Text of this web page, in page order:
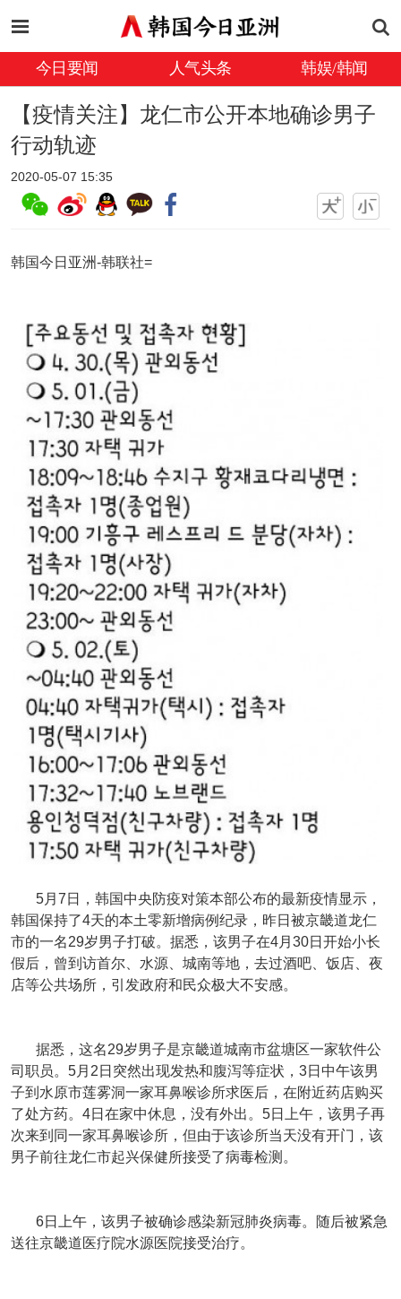
今日要闻 人气头条 韩娱/韩闻
【疫情关注】龙仁市公开本地确诊男子
行动轨迹
2020-05-07 15:35
韩国今日亚洲-韩联社=
5月7日，韩国中央防疫对策本部公布的最新疫情显示，
韩国保持了4天的本土零新增病例纪录，昨日被京畿道龙仁
市的一名29岁男子打破。据悉，该男子在4月30日开始小长
假后，曾到访首尔、水源、城南等地，去过酒吧、饭店、夜
店等公共场所，引发政府和民众极大不安感。
据悉，这名29岁男子是京畿道城南市盆塘区一家软件公
司职员。5月2日突然出现发热和腹泻等症状，3日中午该男
子到水原市莲雾洞一家耳鼻喉诊所求医后，在附近药店购买
了处方药。4日在家中休息，没有外出。5日上午，该男子再
次来到同一家耳鼻喉诊所，但由于该诊所当天没有开门，该
男子前往龙仁市起兴保健所接受了病毒检测。
6日上午，该男子被确诊感染新冠肺炎病毒。随后被紧急
送往京畿道医疗院水源医院接受治疗。